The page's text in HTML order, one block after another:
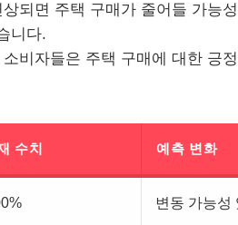
되면 주택 구매가 줄어들 가능
니다.
비자들은 주택 구매에 대한 긍
수치 예측 변화
변동 가능성